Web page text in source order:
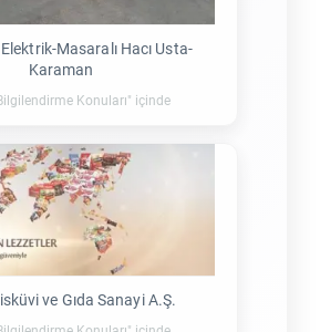
Masaralı Hacı Usta-
Karaman
Konuları" içinde
ve Gıda Sanayi A.Ş.